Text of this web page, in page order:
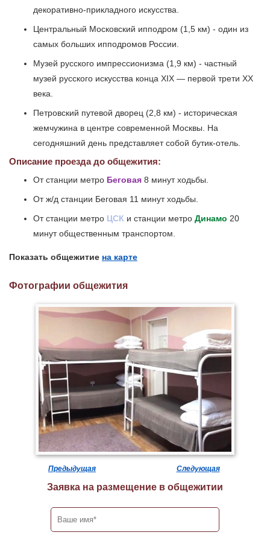
декоративно-прикладного искусства.
Центральный Московский ипподром (1,5 км) - один из
самых больших ипподромов России.
Музей русского импрессионизма (1,9 км) - частный
музей русского искусства конца XIX — первой трети XX
века.
Петровский путевой дворец (2,8 км) - историческая
жемчужина в центре современной Москвы. На
сегодняшний день представляет собой бутик-отель.
Описание проезда до общежития:
От станции метро Беговая 8 минут ходьбы.
От ж/д станции Беговая 11 минут ходьбы.
От станции метро ЦСК и станции метро Динамо 20
минут общественным транспортом.
Показать общежитие на карте
Фотографии общежития
Предыдущая Следующая
Заявка на размещение в общежитии